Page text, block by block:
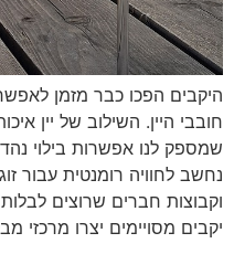
היקבים הפכו כבר מזמן
חובבי היין. השילוב של יין
שמספק לנו אפשרות בילוי
נחשב לחוויה רומנטית עבור
וקבוצות חברים שרוצים
יקבים מסויימים יצרו מרכזי